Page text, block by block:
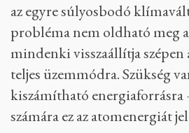
tartalmazó felhő
de ennek a
elhanyagolható maradna.
Mindezek tükrében nem
atomerőmű-biztonság,